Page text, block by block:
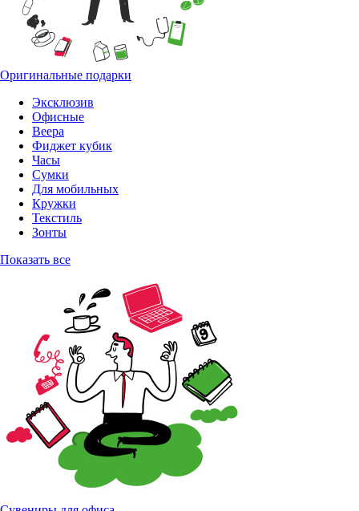
Оригинальные подарки
Эксклюзив
Офисные
Веера
Фиджет кубик
Часы
Сумки
Для мобильных
Кружки
Текстиль
Зонты
Показать все